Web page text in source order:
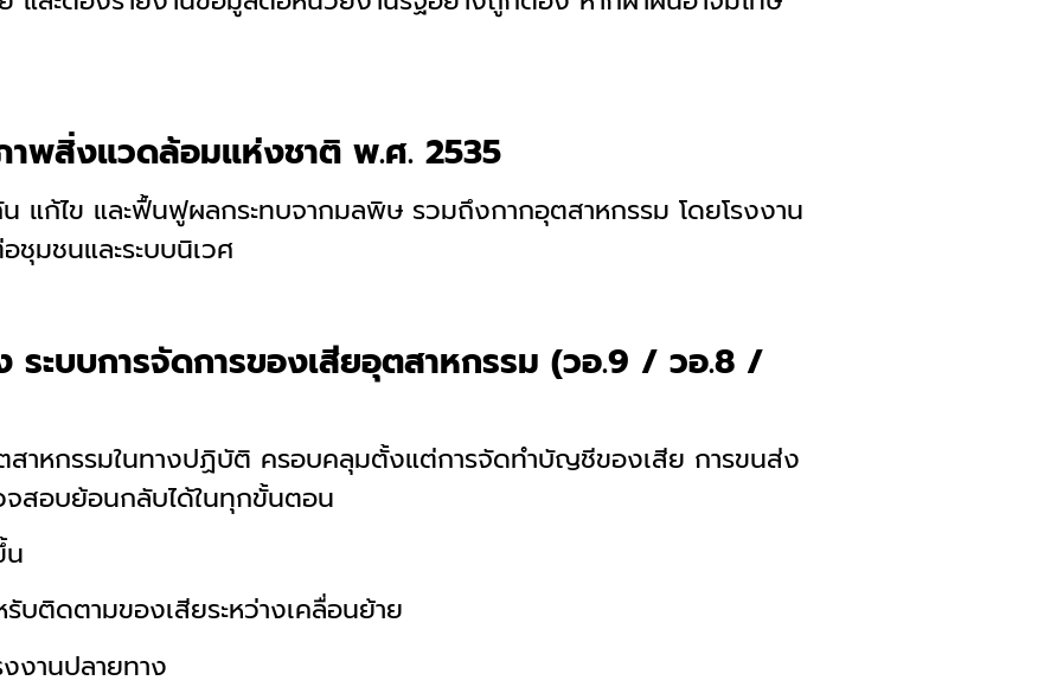
พสิ่งแวดล้อมแห่งชาติ พ.ศ. 2535
ก้ไข และฟื้นฟูผลกระทบจากมลพิษ รวมถึงกากอุตสาหกรรม โดยโรงงาน
ชุมชนและระบบนิเวศ
ระบบการจัดการของเสียอุตสาหกรรม (วอ.9 / วอ.8 /
สาหกรรมในทางปฏิบัติ ครอบคลุมตั้งแต่การจัดทำบัญชีของเสีย การขนส่ง
จสอบย้อนกลับได้ในทุกขั้นตอน
น
บติดตามของเสียระหว่างเคลื่อนย้าย
งานปลายทาง